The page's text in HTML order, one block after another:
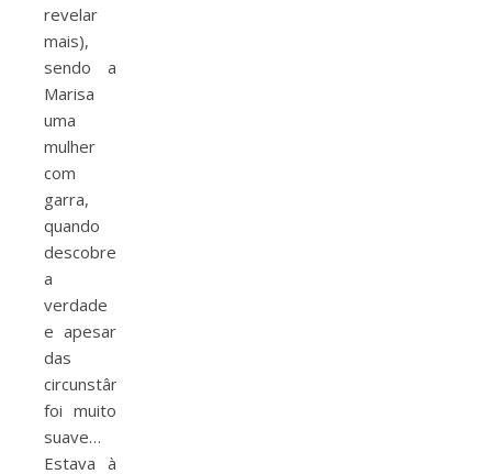
revelar
mais),
sendo a
Marisa
uma
mulher
com
garra,
quando
descobre
a
verdade
e apesar
das
circunstâncias,
foi muito
suave…
Estava à